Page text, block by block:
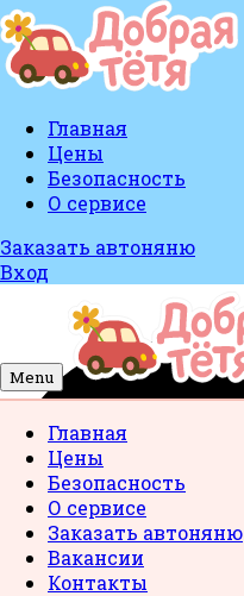
Главная
Цены
Безопасность
О сервисе
Заказать автоняню
Вход
Menu
Главная
Цены
Безопасность
О сервисе
Заказать автоняню
Вакансии
Контакты